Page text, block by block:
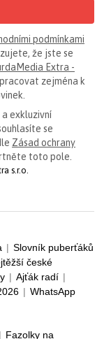
podmínkami
že jste se
Extra -
zejména k
exkluzivní
se
Zásad ochrany
toto pole.
s.r.o.
| Slovník puberťáků
české
| Ajťák radí |
| WhatsApp
| Fazolky na